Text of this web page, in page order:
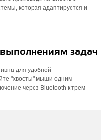
которая адаптируется и
задач
для удобной
"хвосты" мыши одним
через Bluetooth к трем